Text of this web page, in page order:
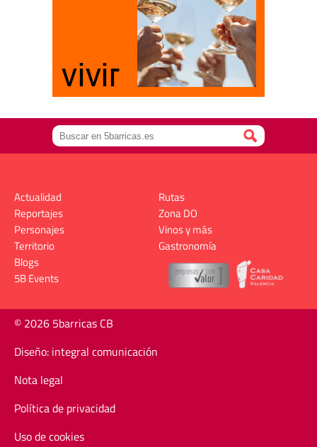
Actualidad
Reportajes
Personajes
Territorio
Rutas
Zona DO
Vinos y más
Gastronomía
Blogs
5B Events
© 2026 5barricas CB
Diseño: integral comunicación
Nota legal
Política de privacidad
Uso de cookies